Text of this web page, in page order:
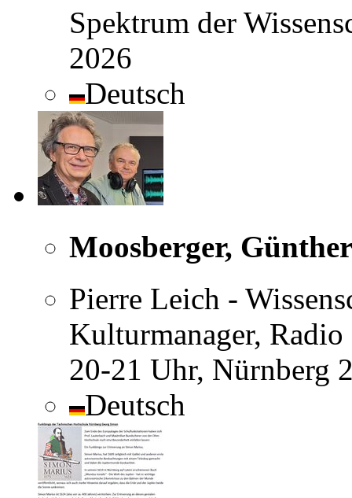
Spektrum der
2026
Deutsch
Moosberger, Günther
Pierre Leich -
Kulturmanager,
20-21 Uhr, Nürnberg
Deutsch